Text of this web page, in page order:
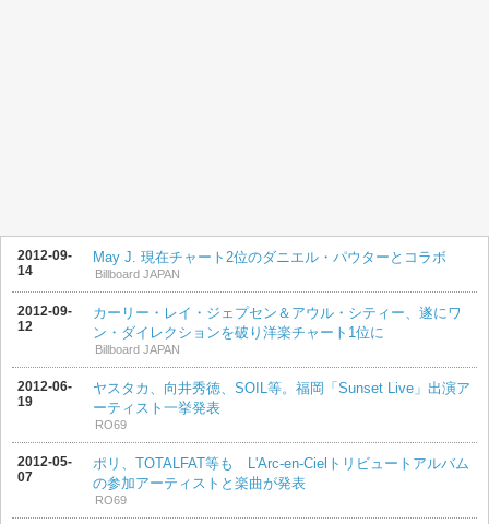
2012-09-
14
May J. 現在チャート2位のダニエル・パウターとコラボ
Billboard JAPAN
2012-09-
12
カーリー・レイ・ジェプセン＆アウル・シティー、遂にワ
ン・ダイレクションを破り洋楽チャート1位に
Billboard JAPAN
2012-06-
19
ヤスタカ、向井秀徳、SOIL等。福岡「Sunset Live」出演ア
ーティスト一挙発表
RO69
2012-05-
07
ポリ、TOTALFAT等も L'Arc-en-Cielトリビュートアルバム
の参加アーティストと楽曲が発表
RO69